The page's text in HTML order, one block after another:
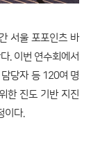
서울 포포인츠 바
. 이번 연수회에서
당자 등 120여 명
한 진도 기반 지진
이다.